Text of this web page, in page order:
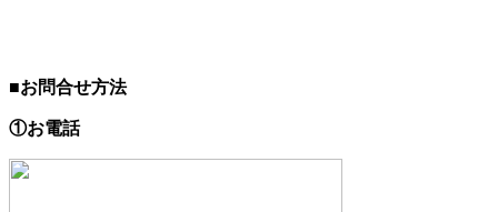
■お問合せ方法
①お電話